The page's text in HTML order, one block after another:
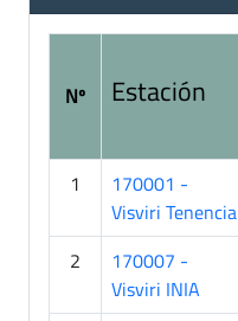
Nº Estación
1
170001 -
Visviri Tenencia
2
170007 -
Visviri INIA